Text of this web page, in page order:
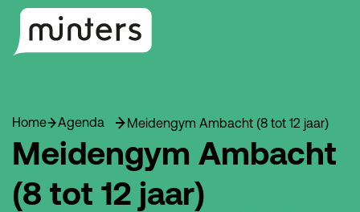
Meidengym Ambacht
(8 tot 12 jaar)
Home Agenda Meidengym Ambacht (8 tot 12 jaar)